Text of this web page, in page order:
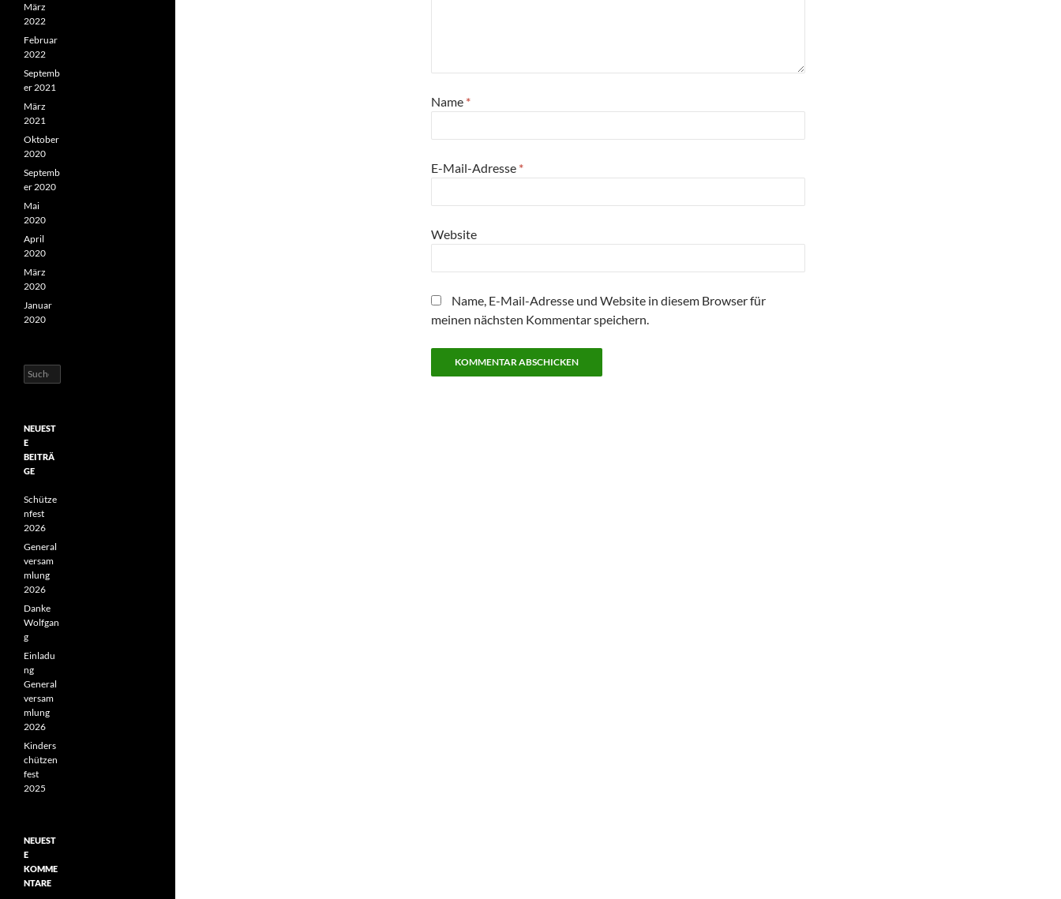
Name *
E-Mail-Adresse *
Website
Name, E-Mail-Adresse und Website in diesem Browser für
meinen nächsten Kommentar speichern.
März
2022
Februar
2022
Septemb
er 2021
März
2021
Oktober
2020
Septemb
er 2020
Mai
2020
April
2020
März
2020
Januar
2020
Suchen
nach:
NEUEST
E
BEITRÄ
GE
Schütze
nfest
2026
General
versam
mlung
2026
Danke
Wolfgan
g
Einladu
ng
General
versam
mlung
2026
Kinders
chützen
fest
2025
NEUEST
E
KOMME
NTARE